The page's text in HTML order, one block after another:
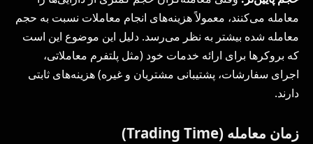
معامله می‌کنند، معمولاً هزینه‌های انجام معاملات نسبت به حجم
معامله شده بیشتر به نظر می‌رسد. دلیل این موضوع این است
که بروکرها برای ارائه خدمات خود (مثل پلتفرم معاملاتی،
اجرای سفارشات، پشتیبانی مشتریان و غیره) هزینه‌های ثابتی
دارند.
زمان معامله (Trading Time)